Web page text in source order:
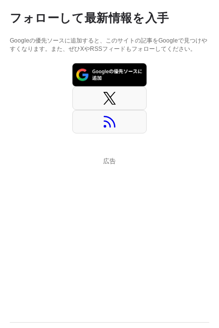
フォローして最新情報を入手
Googleの優先ソースに追加すると、このサイトの記事をGoogleで見つけや
すくなります。また、ぜひXやRSSフィードもフォローしてください。
広告